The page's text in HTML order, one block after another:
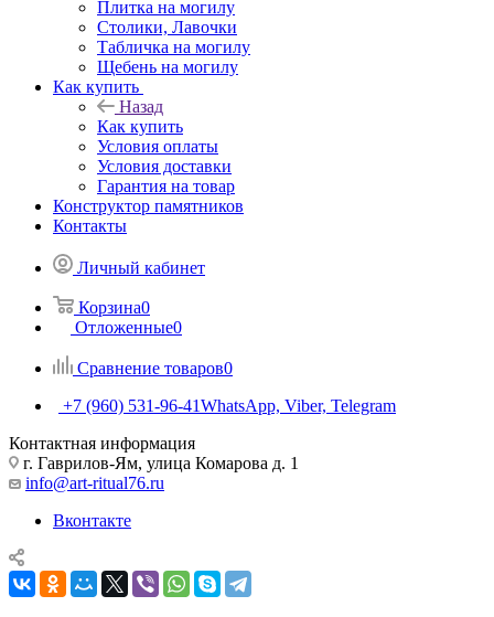
Плитка на могилу
Столики, Лавочки
Табличка на могилу
Щебень на могилу
Как купить
Назад
Как купить
Условия оплаты
Условия доставки
Гарантия на товар
Конструктор памятников
Контакты
Личный кабинет
Корзина0
Отложенные0
Сравнение товаров0
+7 (960) 531-96-41WhatsApp, Viber, Telegram
Контактная информация
г. Гаврилов-Ям, улица Комарова д. 1
info@art-ritual76.ru
Вконтакте